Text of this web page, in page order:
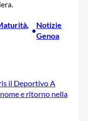
•
Notizie
Genoa
il Deportivo A
e ritorno nella